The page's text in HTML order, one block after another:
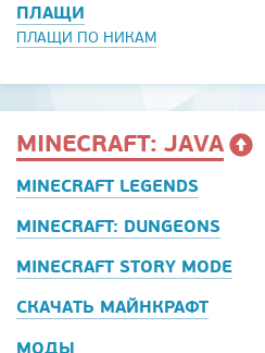
ПЛАЩИ
ПЛАЩИ ПО НИКАМ
MINECRAFT: JAVA
MINECRAFT LEGENDS
MINECRAFT: DUNGEONS
MINECRAFT STORY MODE
СКАЧАТЬ МАЙНКРАФТ
МОДЫ